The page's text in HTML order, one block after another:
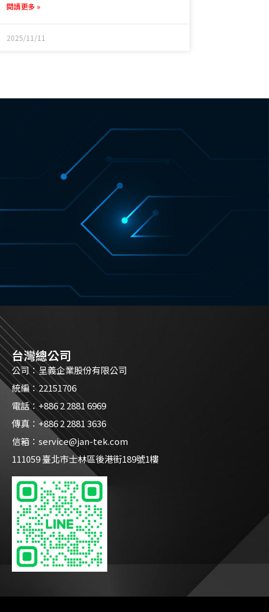
閱讀更多 »
2025/11/11
台灣總公司
公司：呈義企業股份有限公司
統編：22151706
電話：+886 2 2881 6969
傳真：+886 2 2881 3636
信箱： service@jan-tek.com
111059 臺北市士林區後港街189號1樓